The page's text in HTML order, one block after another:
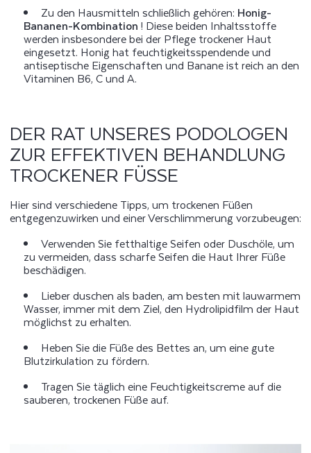
Zu den Hausmitteln schließlich gehören: Honig-
Bananen-Kombination ! Diese beiden Inhaltsstoffe
werden insbesondere bei der Pflege trockener Haut
eingesetzt. Honig hat feuchtigkeitsspendende und
antiseptische Eigenschaften und Banane ist reich an den
Vitaminen B6, C und A.
DER RAT UNSERES PODOLOGEN
ZUR EFFEKTIVEN BEHANDLUNG
TROCKENER FÜSSE
Hier sind verschiedene Tipps, um trockenen Füßen
entgegenzuwirken und einer Verschlimmerung vorzubeugen:
Verwenden Sie fetthaltige Seifen oder Duschöle, um
zu vermeiden, dass scharfe Seifen die Haut Ihrer Füße
beschädigen.
Lieber duschen als baden, am besten mit lauwarmem
Wasser, immer mit dem Ziel, den Hydrolipidfilm der Haut
möglichst zu erhalten.
Heben Sie die Füße des Bettes an, um eine gute
Blutzirkulation zu fördern.
Tragen Sie täglich eine Feuchtigkeitscreme auf die
sauberen, trockenen Füße auf.